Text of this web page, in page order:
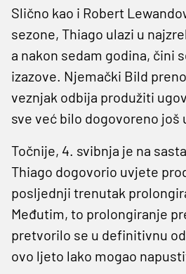
Slično kao i Robert
sezone, Thiago ulazi u
a nakon sedam godina, čini
izazove. Njemački Bild
veznjak odbija produžiti
sve već bilo dogovoreno još
Točnije, 4. svibnja je na
Thiago dogovorio uvjete
posljednji trenutak
Međutim, to prolongiranje
pretvorilo se u definitivnu
ovo ljeto lako mogao